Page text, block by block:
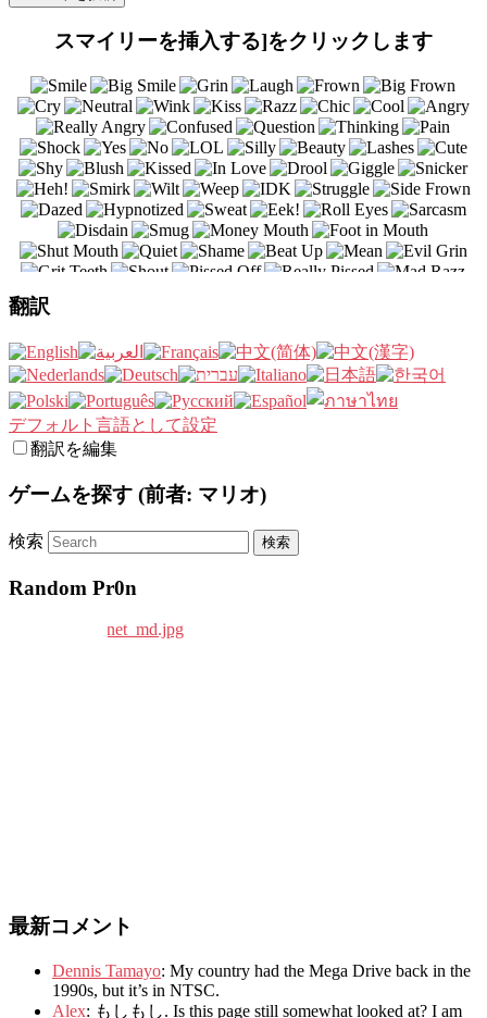
スマイリーを挿入する]をクリックします
翻訳
デフォルト言語として設定
翻訳を編集
ゲームを探す (前者: マリオ)
検索
Random Pr0n
最新コメント
Dennis Tamayo: My country had the Mega Drive back in the
1990s, but it’s in NTSC.
Alex: もしもし. Is this page still somewhat looked at? I am